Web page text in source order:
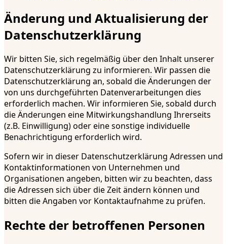
Änderung und Aktualisierung der
Datenschutzerklärung
Wir bitten Sie, sich regelmäßig über den Inhalt unserer
Datenschutzerklärung zu informieren. Wir passen die
Datenschutzerklärung an, sobald die Änderungen der
von uns durchgeführten Datenverarbeitungen dies
erforderlich machen. Wir informieren Sie, sobald durch
die Änderungen eine Mitwirkungshandlung Ihrerseits
(z.B. Einwilligung) oder eine sonstige individuelle
Benachrichtigung erforderlich wird.
Sofern wir in dieser Datenschutzerklärung Adressen und
Kontaktinformationen von Unternehmen und
Organisationen angeben, bitten wir zu beachten, dass
die Adressen sich über die Zeit ändern können und
bitten die Angaben vor Kontaktaufnahme zu prüfen.
Rechte der betroffenen Personen